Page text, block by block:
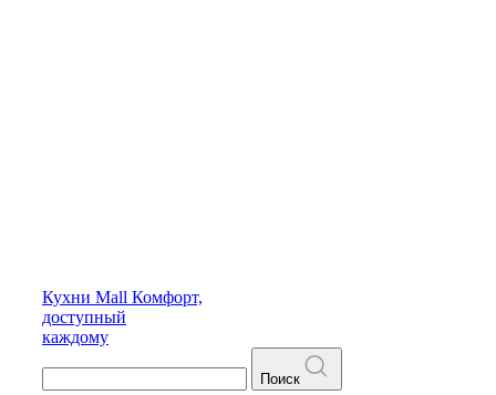
Кухни Mall Комфорт,
доступный
каждому
Поиск